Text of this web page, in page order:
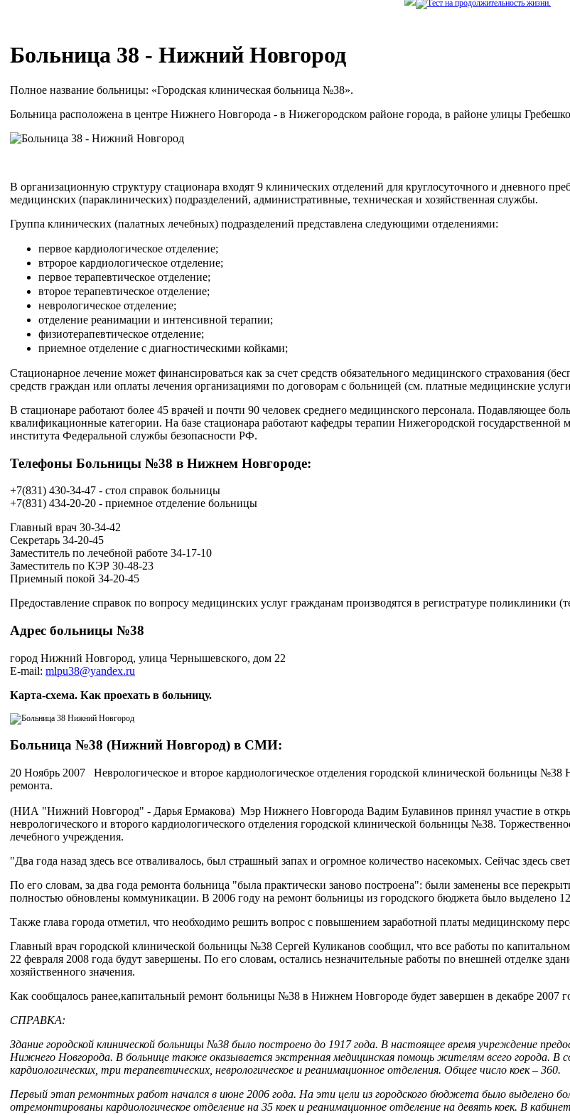
Больница 38 - Нижний Новгород
Полное название больницы: «Городская клиническая больница №38».
Больница расположена в центре Нижнего Новгорода - в Нижегородском районе города, в районе улицы
В организационную структуру стационара входят 9 клинических отделений для круглосуточного и дневного
медицинских (параклинических) подразделений, административные, техническая и хозяйственная службы.
Группа клинических (палатных лечебных) подразделений представлена следующими отделениями:
первое кардиологическое отделение;
втророе кардиологическое отделение;
первое терапевтическое отделение;
второе терапевтическое отделение;
неврологическое отделение;
отделение реанимации и интенсивной терапии;
физиотерапевтическое отделение;
приемное отделение с диагностическими койками;
Стационарное лечение может финансироваться как за счет средств обязательного медицинского страхования
средств граждан или оплаты лечения организациями по договорам с больницей (см. платные медицинские
В стационаре работают более 45 врачей и почти 90 человек среднего медицинского персонала. Подавляющее
квалификационные категории. На базе стационара работают кафедры терапии Нижегородской
института Федеральной службы безопасности РФ.
Телефоны Больницы №38 в Нижнем Новгороде:
+7(831) 430-34-47 - стол справок больницы
+7(831) 434-20-20 - приемное отделение больницы
Главный врач 30-34-42
Секретарь 34-20-45
Заместитель по лечебной работе 34-17-10
Заместитель по КЭР 30-48-23
Приемный покой 34-20-45
Предоставление справок по вопросу медицинских услуг гражданам производятся в регистратуре поликлиники
Адрес больницы №38
город Нижний Новгород, улица Чернышевского, дом 22
E-mail: mlpu38@yandex.ru
Карта-схема. Как проехать в больницу.
Больница №38 (Нижний Новгород) в СМИ:
20 Ноябрь 2007 Неврологическое и второе кардиологическое отделения городской клинической больницы
ремонта.
(НИА "Нижний Новгород" - Дарья Ермакова) Мэр Нижнего Новгорода Вадим Булавинов принял участие в
неврологического и второго кардиологического отделения городской клинической больницы №38.
лечебного учреждения.
"Два года назад здесь все отваливалось, был страшный запах и огромное количество насекомых. Сейчас здесь
По его словам, за два года ремонта больница "была практически заново построена": были заменены все
полностью обновлены коммуникации. В 2006 году на ремонт больницы из городского бюджета было выделено
Также глава города отметил, что необходимо решить вопрос с повышением заработной платы медицинскому
Главный врач городской клинической больницы №38 Сергей Куликанов сообщил, что все работы по
22 февраля 2008 года будут завершены. По его словам, остались незначительные работы по внешней отделке
хозяйственного значения.
Как сообщалось ранее,капитальный ремонт больницы №38 в Нижнем Новгороде будет завершен в декабре 2007
СПРАВКА:
Здание городской клинической больницы №38 было построено до 1917 года. В настоящее время учреждение
Нижнего Новгорода. В больнице также оказывается экстренная медицинская помощь жителям всего города. В
кардиологических, три терапевтических, неврологическое и реанимационное отделения. Общее число коек – 360.
Первый этап ремонтных работ начался в июне 2006 года. На эти цели из городского бюджета было выделено
отремонтированы кардиологическое отделение на 35 коек и реанимационное отделение на девять коек. В